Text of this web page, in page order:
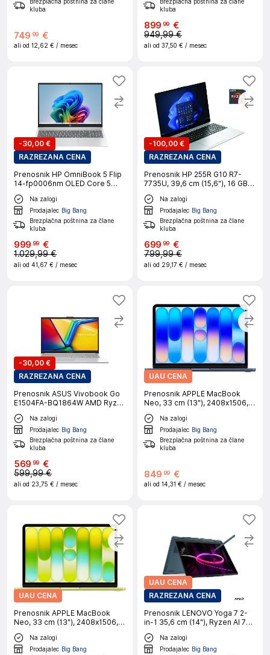
Brezplačna poštnina za člane
kluba
749 99 €
ali od 12,62 € / mesec
Brezplačna poštnina za člane
kluba
899 99 €
949,99 €
ali od 37,50 € / mesec
-30,00 €
RAZREZANA CENA
Prenosnik HP OmniBook 5 Flip
14-fp0006nm OLED Core 5
120U, 16 GB RAM, 1 TB SSD,
W11H, Silver
Na zalogi
Prodajalec Big Bang
Brezplačna poštnina za člane
kluba
999 99 €
1.029,99 €
ali od 41,67 € / mesec
-100,00 €
RAZREZANA CENA
Prenosnik HP 255R G10 R7-
7735U, 39,6 cm (15,6"), 16 GB
RAM, 512 GB SSD, W11H
Na zalogi
Prodajalec Big Bang
Brezplačna poštnina za člane
kluba
699 99 €
799,99 €
ali od 29,17 € / mesec
-30,00 €
RAZREZANA CENA
Prenosnik ASUS Vivobook Go
E1504FA-BQ1864W AMD Ryzen
5 7520U/39,6 cm
(15,6")/16GB/512GB/W11H
Na zalogi
Prodajalec Big Bang
Brezplačna poštnina za člane
kluba
569 99 €
599,99 €
ali od 23,75 € / mesec
UAU CENA
Prenosnik APPLE MacBook
Neo, 33 cm (13"), 2408x1506,
IPS, A18 Pro (6/5), 8 GB RAM,
512 GB SSD, Touch ID, Indigo,
macOS, CRO
Na zalogi
Prodajalec Big Bang
Brezplačna poštnina za člane
kluba
849 99 €
ali od 14,31 € / mesec
UAU CENA
Prenosnik APPLE MacBook
Neo, 33 cm (13"), 2408x1506,
IPS, A18 Pro (6/5), 8 GB RAM,
256 GB SSD, Citrus, macOS,
CRO
Na zalogi
Prodajalec Big Bang
UAU CENA
RAZREZANA CENA
Prenosnik LENOVO Yoga 7 2-
in-1 35,6 cm (14"), Ryzen AI 7
445, 32 GB RAM, 1 TB SSD,
UMA, W11H|Oblikovanje
Na zalogi
Prodajalec Big Bang